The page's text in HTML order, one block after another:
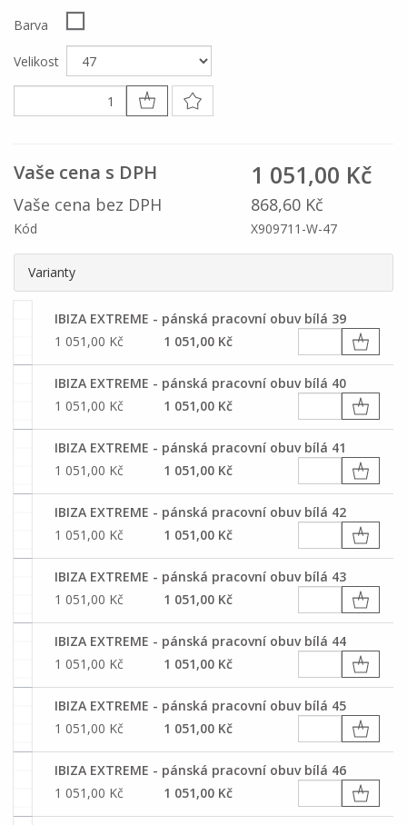
Barva
Velikost
Vaše cena s DPH 1 051,00 Kč
Vaše cena bez DPH 868,60 Kč
Kód X909711-W-47
Varianty
IBIZA EXTREME - pánská pracovní obuv bílá 39
1 051,00 Kč
1 051,00 Kč
IBIZA EXTREME - pánská pracovní obuv bílá 40
1 051,00 Kč
1 051,00 Kč
IBIZA EXTREME - pánská pracovní obuv bílá 41
1 051,00 Kč
1 051,00 Kč
IBIZA EXTREME - pánská pracovní obuv bílá 42
1 051,00 Kč
1 051,00 Kč
IBIZA EXTREME - pánská pracovní obuv bílá 43
1 051,00 Kč
1 051,00 Kč
IBIZA EXTREME - pánská pracovní obuv bílá 44
1 051,00 Kč
1 051,00 Kč
IBIZA EXTREME - pánská pracovní obuv bílá 45
1 051,00 Kč
1 051,00 Kč
IBIZA EXTREME - pánská pracovní obuv bílá 46
1 051,00 Kč
1 051,00 Kč